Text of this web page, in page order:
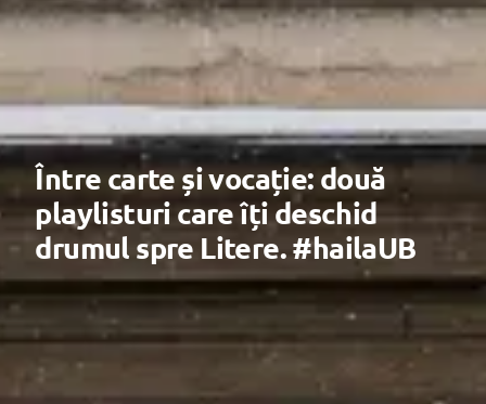
Între carte și vocație: două
playlisturi care îți deschid
drumul spre Litere. #hailaUB